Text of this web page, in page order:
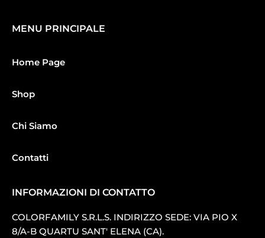
MENU PRINCIPALE
Home Page
Shop
Chi Siamo
Contatti
INFORMAZIONI DI CONTATTO
COLORFAMILY S.R.L.S. INDIRIZZO SEDE: VIA PIO X
8/A-B QUARTU SANT′ ELENA (CA).